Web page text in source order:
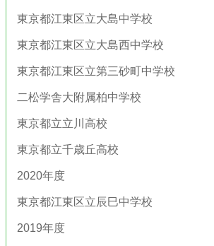
東京都江東区立大島中学校
東京都江東区立大島西中学校
東京都江東区立第三砂町中学校
二松学舎大附属柏中学校
東京都立立川高校
東京都立千歳丘高校
2020年度
東京都江東区立辰巳中学校
2019年度